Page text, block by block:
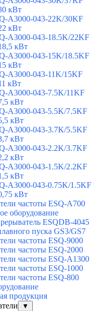
кВт
A3000-043-22K/30KF
кВт
A3000-043-18.5K/22KF
кВт
A3000-043-15K/18.5KF
кВт
A3000-043-11K/15KF
кВт
A3000-043-7.5K/11KF
кВт
A3000-043-5.5K/7.5KF
кВт
A3000-043-3.7K/5.5KF
кВт
A3000-043-2.2K/3.7KF
кВт
A3000-043-1.5K/2.2KF
кВт
A3000-043-0.75K/1.5KF
кВт
частоты ESQ-A700
оборудование
ESQDB-4045
пуска GS3/GS7
частоты ESQ-9000
частоты ESQ-2000
частоты ESQ-A1300
частоты ESQ-1000
частоты ESQ-800
продукция
▼